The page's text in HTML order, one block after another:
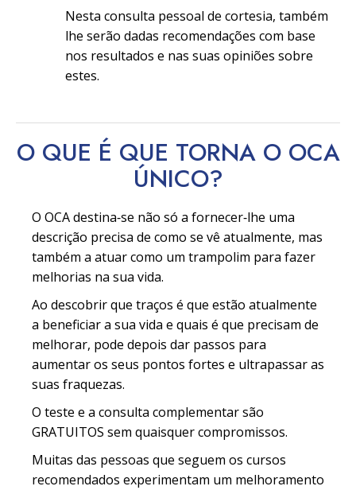
Nesta consulta pessoal de cortesia, também
lhe serão dadas recomendações com base
nos resultados e nas suas opiniões sobre
estes.
O QUE É QUE TORNA O OCA
ÚNICO?
O OCA destina‑se não só a fornecer‑lhe uma
descrição precisa de como se vê atualmente, mas
também a atuar como um trampolim para fazer
melhorias na sua vida.
Ao descobrir que traços é que estão atualmente
a beneficiar a sua vida e quais é que precisam de
melhorar, pode depois dar passos para
aumentar os seus pontos fortes e ultrapassar as
suas fraquezas.
O teste e a consulta complementar são
GRATUITOS sem quaisquer compromissos.
Muitas das pessoas que seguem os cursos
recomendados experimentam um melhoramento